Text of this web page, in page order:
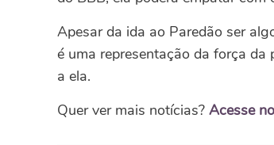
Apesar da ida ao Paredão ser
é uma representação da força
a ela.
Quer ver mais notícias? Acesse